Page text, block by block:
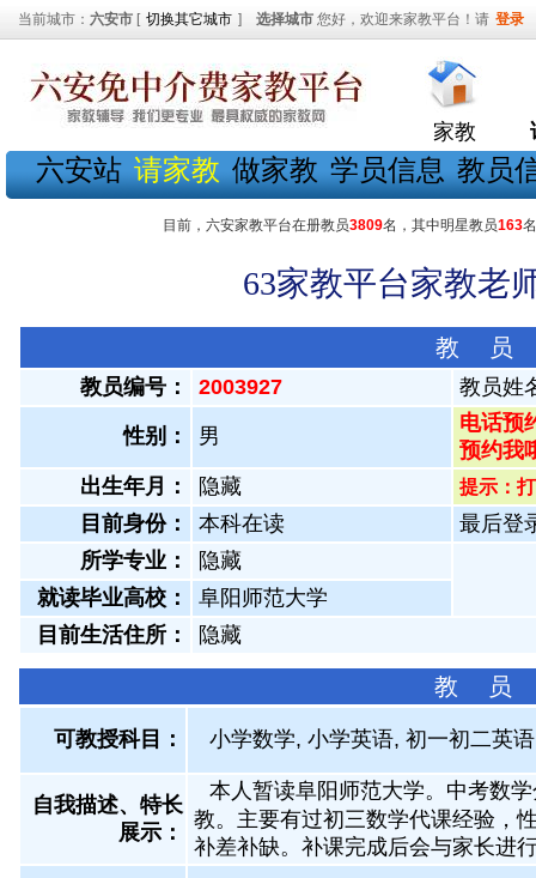
当前城市： 六安市 [ 切换其它城市 ] 选择城市 您好，欢迎来家教平台！请 登录
家教
六安站 请家教 做家教 学员信息 教员
目前，六安家教平台在册教员3809名，其中明星教员163
63家教平台家教老
教 员
教员编号： 2003927 教员姓
性别： 男
电话预
预约我
出生年月：
隐藏 提示：
目前身份： 本科在读
最后登
所学专业：
隐藏
就读毕业高校：
阜阳师范大学
目前生活住所：
隐藏
教 员
可教授科目： 小学数学, 小学英语, 初一初二英
自我描述、特长
展示 ：
本人暂读阜阳师范大学。中考数
教。主要有过初三数学代课经验，
补差补缺。补课完成后会与家长进